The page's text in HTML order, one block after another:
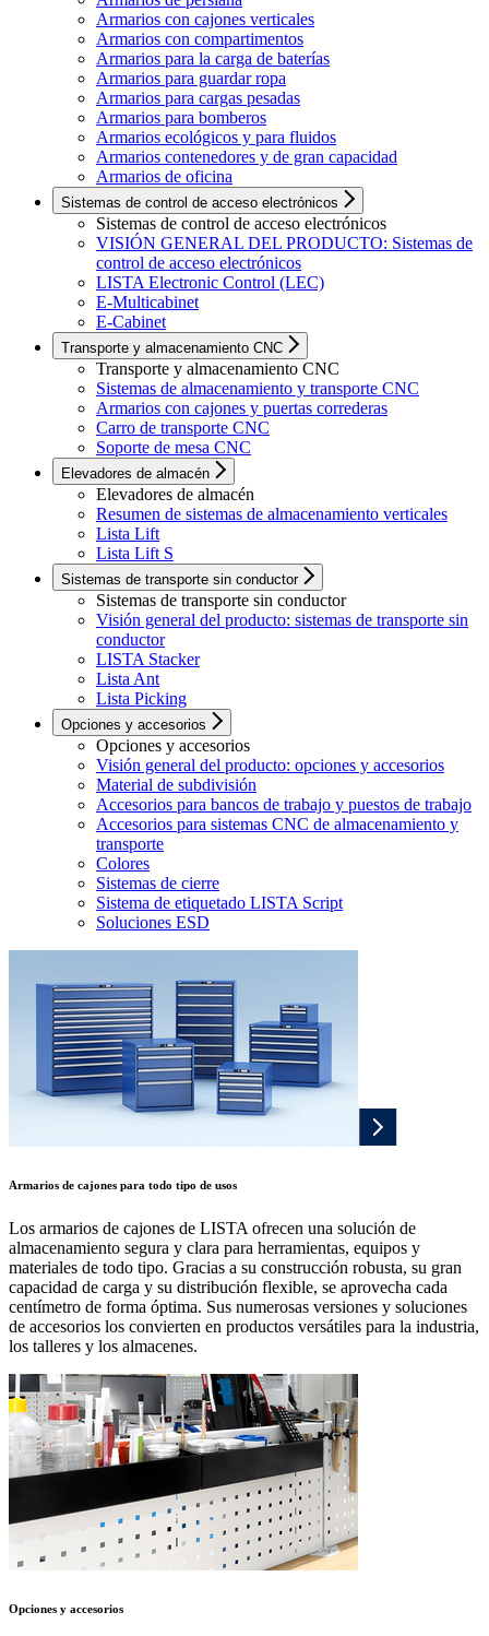
Armarios con cajones verticales
Armarios con compartimentos
Armarios para la carga de baterías
Armarios para guardar ropa
Armarios para cargas pesadas
Armarios para bomberos
Armarios ecológicos y para fluidos
Armarios contenedores y de gran capacidad
Armarios de oficina
Sistemas de control de acceso electrónicos
Sistemas de control de acceso electrónicos
VISIÓN GENERAL DEL PRODUCTO: Sistemas de
control de acceso electrónicos
LISTA Electronic Control (LEC)
E-Multicabinet
E-Cabinet
Transporte y almacenamiento CNC
Transporte y almacenamiento CNC
Sistemas de almacenamiento y transporte CNC
Armarios con cajones y puertas correderas
Carro de transporte CNC
Soporte de mesa CNC
Elevadores de almacén
Elevadores de almacén
Resumen de sistemas de almacenamiento verticales
Lista Lift
Lista Lift S
Sistemas de transporte sin conductor
Sistemas de transporte sin conductor
Visión general del producto: sistemas de transporte sin
conductor
LISTA Stacker
Lista Ant
Lista Picking
Opciones y accesorios
Opciones y accesorios
Visión general del producto: opciones y accesorios
Material de subdivisión
Accesorios para bancos de trabajo y puestos de trabajo
Accesorios para sistemas CNC de almacenamiento y
transporte
Colores
Sistemas de cierre
Sistema de etiquetado LISTA Script
Soluciones ESD
Armarios de cajones para todo tipo de usos
Los armarios de cajones de LISTA ofrecen una solución de
almacenamiento segura y clara para herramientas, equipos y
materiales de todo tipo. Gracias a su construcción robusta, su gran
capacidad de carga y su distribución flexible, se aprovecha cada
centímetro de forma óptima. Sus numerosas versiones y soluciones
de accesorios los convierten en productos versátiles para la industria,
los talleres y los almacenes.
Opciones y accesorios